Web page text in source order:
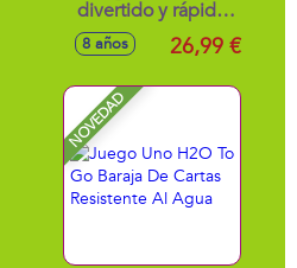
divertido y rápido
juego de mímica!
8 años 26,99 €
NOVEDAD